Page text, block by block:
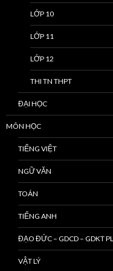
LỚP 10
LỚP 11
LỚP 12
THI TN THPT
ĐẠI HỌC
MÔN HỌC
TIẾNG VIỆT
NGỮ VĂN
TOÁN
TIẾNG ANH
ĐẠO ĐỨC – GDCD – GDKT PL
VẬT LÝ